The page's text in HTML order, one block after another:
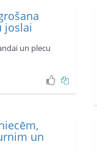
joslai
un plecu
un